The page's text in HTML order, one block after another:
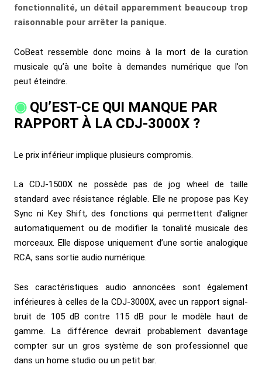
fonctionnalité, un détail apparemment beaucoup trop
raisonnable pour arrêter la panique.
CoBeat ressemble donc moins à la mort de la curation
musicale qu’à une boîte à demandes numérique que l’on
peut éteindre.
QU’EST-CE QUI MANQUE PAR
RAPPORT À LA CDJ-3000X ?
Le prix inférieur implique plusieurs compromis.
La CDJ-1500X ne possède pas de jog wheel de taille
standard avec résistance réglable. Elle ne propose pas Key
Sync ni Key Shift, des fonctions qui permettent d’aligner
automatiquement ou de modifier la tonalité musicale des
morceaux. Elle dispose uniquement d’une sortie analogique
RCA, sans sortie audio numérique.
Ses caractéristiques audio annoncées sont également
inférieures à celles de la CDJ-3000X, avec un rapport signal-
bruit de 105 dB contre 115 dB pour le modèle haut de
gamme. La différence devrait probablement davantage
compter sur un gros système de son professionnel que
dans un home studio ou un petit bar.